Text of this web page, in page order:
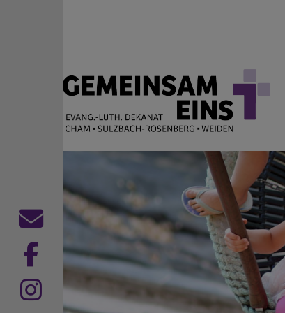
EVANG.-LUTH.
Cham Sulzbach-Rosenberg Weiden
Kontaktformular